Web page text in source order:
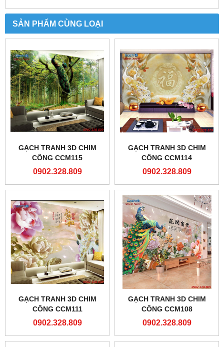
SẢN PHẨM CÙNG LOẠI
GẠCH TRANH 3D CHIM
CÔNG CCM115
0902.328.809
GẠCH TRANH 3D CHIM
CÔNG CCM114
0902.328.809
GẠCH TRANH 3D CHIM
CÔNG CCM111
0902.328.809
GẠCH TRANH 3D CHIM
CÔNG CCM108
0902.328.809